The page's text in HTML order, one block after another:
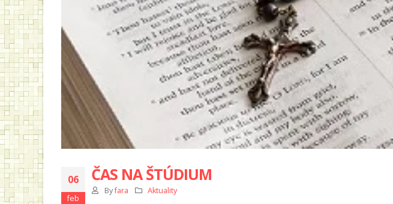
06
feb
ČAS NA ŠTÚDIUM
Byfara Aktuality